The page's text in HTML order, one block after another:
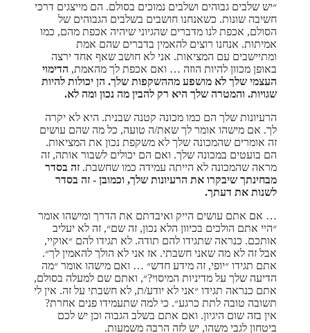
״יש שלבים גבוהים ושלבים נמוכים בסולם. הם מייצגים דרכי
חשיבה שונות. כשאנחנו חושבים בשלבים הגבוהים של
הסולם, אכפת לנו מדברים שהגיוני שיהיה אכפת מהם, כמו
אמיתות. אנחנו רוצים להאמין בדברים שהם אמת
ומתיישבים עם המציאות. אני לא חושב שאף אחד ירצה
באופן מכוון להיות הוזה … ואם אכפת לך מהאמת, הדימוי
העצמי שלך לא מושפע מההשקפות שלך. הן יכולות להיות
שגויות. והמטרה שלך היא רק להבין מה נכון ומה לא.
הרעיונות שלך הם כמו מכונה קטנה שבנית. היא לא יקרה
לך. אם מישהו אומר לך שאת/ה טועה, כל מה שהם עושים
זה אומרים שהמכונה שלך לא משקפת נכון את המציאות.
הם בועטים במכונה שלך. ואם הם יכולים לשבור אותה, זה
מראה שהמכונה לא הייתה עמידה כמו שחשבת. זה בסדר
מבחינתך שיבקרו את הרעיונות שלך, וכמובן - זה בסדר
לשנות את דעתך.
… אם אתם עושים הייק ואיבדתם את הדרך ומישהו אומר
״היי אתם הולכים בכיוון הלא נכון, זה שם״, זה לא יעליב
אותכם. כנראה שתגידו להם תודה. לא תגידו להם ״אוקיי,
אבל זה לא מה שאני חשבתי. אז אני לא הולך להאמין לך״.
אתם תגידו ״יופי, זה מידע חדש״ … ואם מישהו אומר ״מה
הדיעה שלך על מדיניות המיסוי?״, ואתם שם למעלה בסולם,
אתם כנראה תגידו ״אני לא יודע/ת, לא חשבתי על זה. אין לי
תשובה טובה לתת כרגע״. כי למה שתעמידו פנים אחרת?
אין בזה שום היגיון. ואם אתם בשלב הגבוה וכן יש לכם
ביטחון לגבי משהו, יש לזה הרבה משמעות.